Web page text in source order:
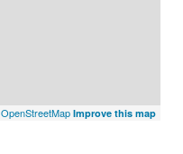
OpenStreetMap Improve this map